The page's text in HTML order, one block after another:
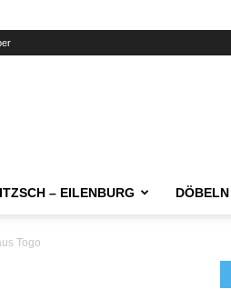
– EILENBURG DÖBELN
Togo